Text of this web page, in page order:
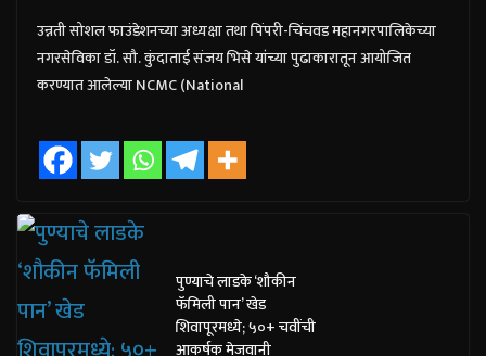
उन्नती सोशल फाउंडेशनच्या अध्यक्षा तथा पिंपरी-चिंचवड महानगरपालिकेच्या
नगरसेविका डॉ. सौ. कुंदाताई संजय भिसे यांच्या पुढाकारातून आयोजित
करण्यात आलेल्या NCMC (National
पुण्याचे लाडके ‘शौकीन
फॅमिली पान’ खेड
शिवापूरमध्ये; ५०+ चवींची
आकर्षक मेजवानी